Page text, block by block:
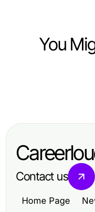
You
Polling
Company
Contact us
Home Page